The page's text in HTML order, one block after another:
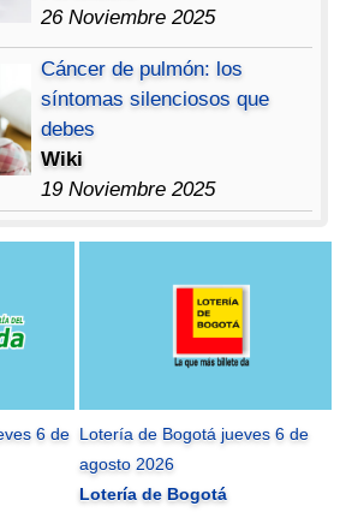
26 Noviembre 2025
Cáncer de pulmón: los
síntomas silenciosos que
debes
Wiki
19 Noviembre 2025
6 de Lotería de Bogotá jueves 6 de
agosto 2026
Lotería de Bogotá